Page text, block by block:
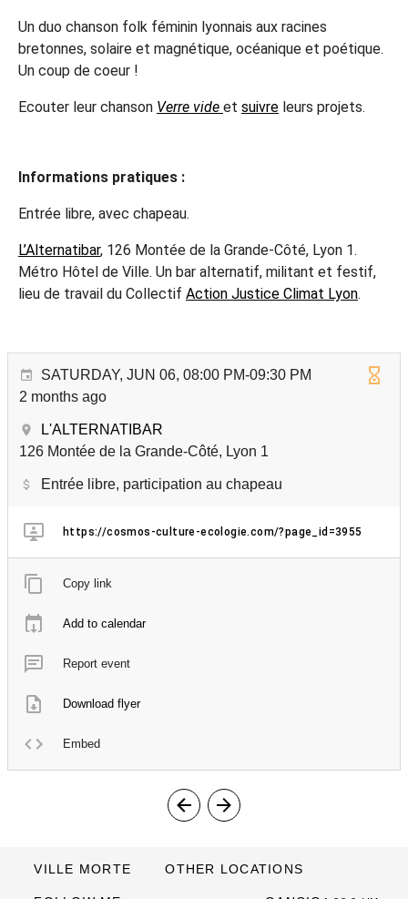
Un duo chanson folk féminin lyonnais aux racines
bretonnes, solaire et magnétique, océanique et poétique.
Un coup de coeur !
Ecouter leur chanson Verre vide et suivre leurs projets.
Informations pratiques :
Entrée libre, avec chapeau.
L’Alternatibar, 126 Montée de la Grande-Côté, Lyon 1.
Métro Hôtel de Ville. Un bar alternatif, militant et festif,
lieu de travail du Collectif Action Justice Climat Lyon.
SATURDAY, JUN 06, 08:00 PM-09:30 PM
2 months ago
L'ALTERNATIBAR
126 Montée de la Grande-Côté, Lyon 1
Entrée libre, participation au chapeau
https://cosmos-culture-ecologie.com/?page_id=3955
Copy link
Add to calendar
Report event
Download flyer
Embed
VILLE MORTE OTHER LOCATIONS